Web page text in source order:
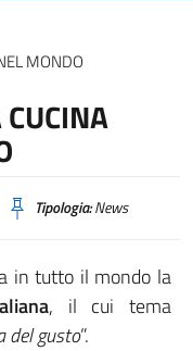
MONDO
Tipologia:News
in tutto il mondo la
, il cui tema
del gusto”.